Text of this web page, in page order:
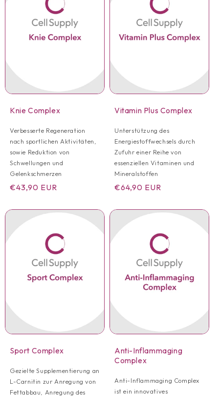
Knie Complex
Verbesserte Regeneration
nach sportlichen Aktivitäten,
sowie Reduktion von
Schwellungen und
Gelenkschmerzen
Normaler
€43,90 EUR
Vitamin Plus Complex
Unterstützung des
Energiestoffwechsels durch
Zufuhr einer Reihe von
essenziellen Vitaminen und
Mineralstoffen
Normaler
€64,90 EUR
Anzahl
Sport Complex
Gezielte Supplementierung an
L-Carnitin zur Anregung von
Fettabbau, Anregung des
Anzahl
Anti-Inflammaging
Complex
Anti-Inflammaging Complex
ist ein innovatives